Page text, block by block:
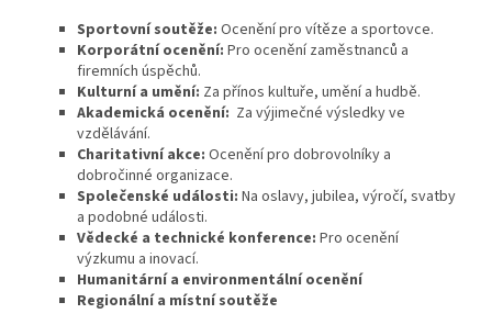
Sportovní soutěže: Ocenění pro vítěze a sportovce.
Korporátní ocenění: Pro ocenění zaměstnanců a
firemních úspěchů.
Kulturní a umění: Za přínos kultuře, umění a hudbě.
Akademická ocenění: Za výjimečné výsledky ve
vzdělávání.
Charitativní akce: Ocenění pro dobrovolníky a
dobročinné organizace.
Společenské události: Na oslavy, jubilea, výročí, svatby
a podobné události.
Vědecké a technické konference: Pro ocenění
výzkumu a inovací.
Humanitární a environmentální ocenění
Regionální a místní soutěže